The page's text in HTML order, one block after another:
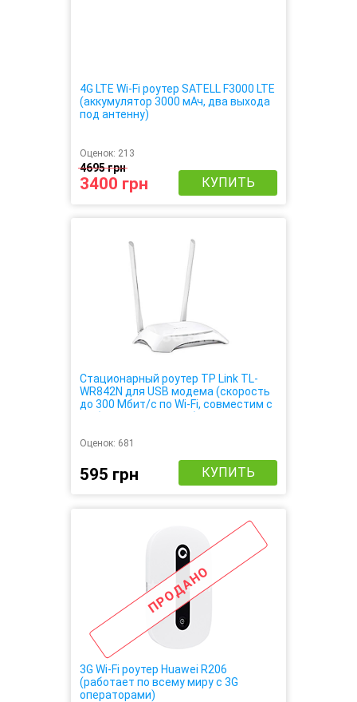
4G LTE Wi-Fi роутер SATELL F3000 LTE
(аккумулятор 3000 мАч, два выхода
под антенну)
Оценок: 213
4695 грн
3400 грн КУПИТЬ
Стационарный роутер TP Link TL-
WR842N для USB модема (скорость
до 300 Мбит/с по Wi-Fi, совместим с
Оценок: 681
595 грн КУПИТЬ
ПРОДАНО
3G Wi-Fi роутер Huawei R206
(работает по всему миру с 3G
операторами)